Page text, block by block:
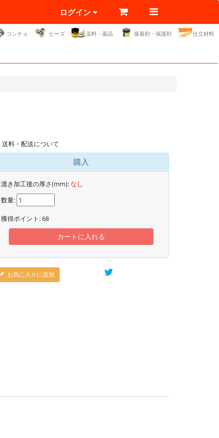
ログイン
コンチョ ビーズ 染料・薬品 接着剤・保護剤 仕立材料
送料・配送について
購入
漉き加工後の厚さ(mm):なし
数量:
獲得ポイント:68
カートに入れる
お気に入りに追加